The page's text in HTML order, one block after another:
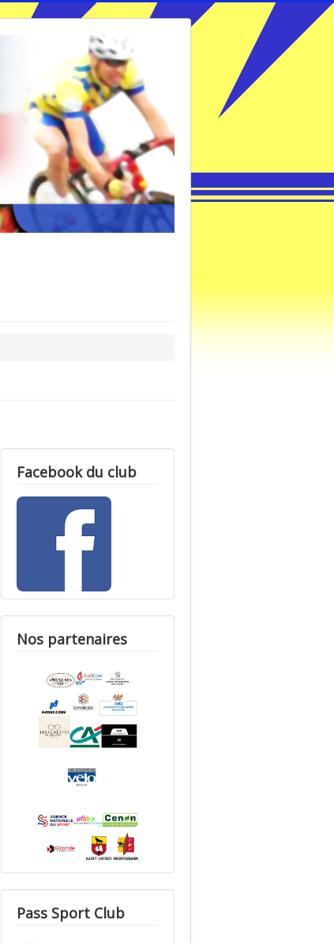
Facebook du club
Nos partenaires
Pass Sport Club